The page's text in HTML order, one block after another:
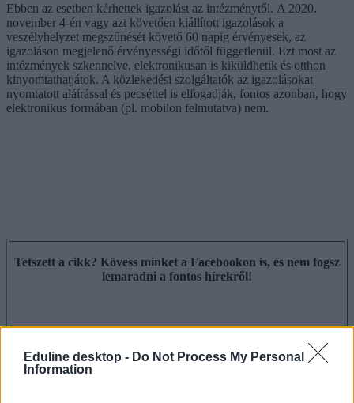
Eduline desktop - Do Not Process My Personal
Information
Ebben az esetben kérhettek igazolást az intézménytől. A 2020.
november 4-én vagy azt követően kiállított igazolások a
veszélyhelyzet megszűnését követő 60 napig érvényesek, az
igazoláson megjelenő érvényességi időtől függetlenül. Ezt most az
intézmények szkennelve, elektronikusan is kiküldhetik és otthon
kinyomtathatjátok. A közlekedési szolgáltatók az igazolásokat
nyomtatott aláírással és pecséttel is elfogadják, fontos azonban, hogy
elektronikus formában (pl. mobilon felmutatva) nem.
Tetszett a cikk? Kövess minket a Facebookon is, és nem fogsz
lemaradni a fontos hírekről!